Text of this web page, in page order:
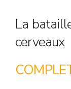
La
cerveaux